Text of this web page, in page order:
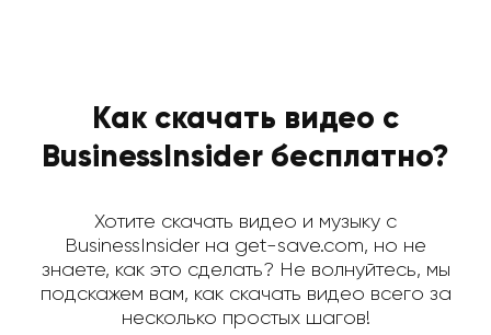
Как скачать видео с
BusinessInsider бесплатно?
Хотите скачать видео и музыку с
BusinessInsider на get-save.com, но не
знаете, как это сделать? Не волнуйтесь, мы
подскажем вам, как скачать видео всего за
несколько простых шагов!